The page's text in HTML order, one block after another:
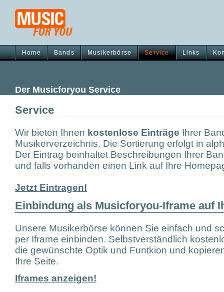
Home Bands Musikerbörse Service Links
Der Musicforyou Service
Service
Wir bieten Ihnen kostenlose Einträge Ihrer
Musikerverzeichnis. Die Sortierung erfolgt in
Der Eintrag beinhaltet Beschreibungen Ihrer
und falls vorhanden einen Link auf Ihre
Jetzt Eintragen!
Einbindung als Musicforyou-Iframe auf
Unsere Musikerbörse können Sie einfach und
per Iframe einbinden. Selbstverständlich
die gewünschte Optik und Funtkion und
Ihre Seite.
Iframes anzeigen!